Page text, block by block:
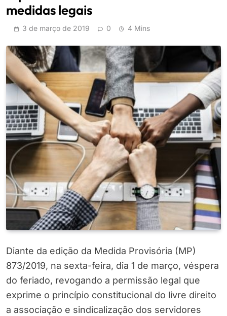
medidas legais
3 de março de 2019 0 4 Mins
Diante da edição da Medida Provisória (MP)
873/2019, na sexta-feira, dia 1 de março, véspera
do feriado, revogando a permissão legal que
exprime o princípio constitucional do livre direito
a associação e sindicalização dos servidores